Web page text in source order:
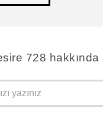
728 hakkında